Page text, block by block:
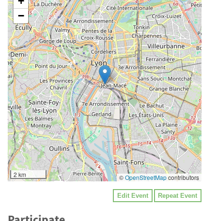
−
2 km ©OpenStreetMapcontributors
Edit Event Repeat Event